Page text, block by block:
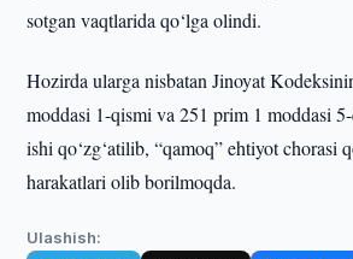
sotgan vaqtlarida qo‘lga olindi.
Hozirda ularga nisbatan Jinoyat
moddasi 1-qismi va 251 prim 1 moddasi
ishi qo‘zg‘atilib, “qamoq” ehtiyot chorasi
harakatlari olib borilmoqda.
Ulashish: